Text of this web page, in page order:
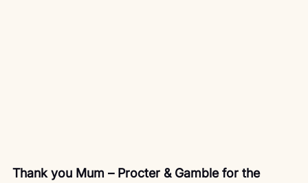
Thank you Mum – Procter & Gamble for the